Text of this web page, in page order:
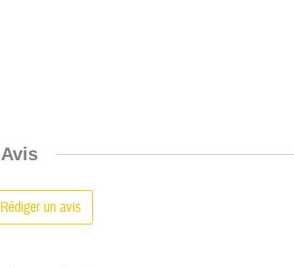
Avis
Rédiger un avis